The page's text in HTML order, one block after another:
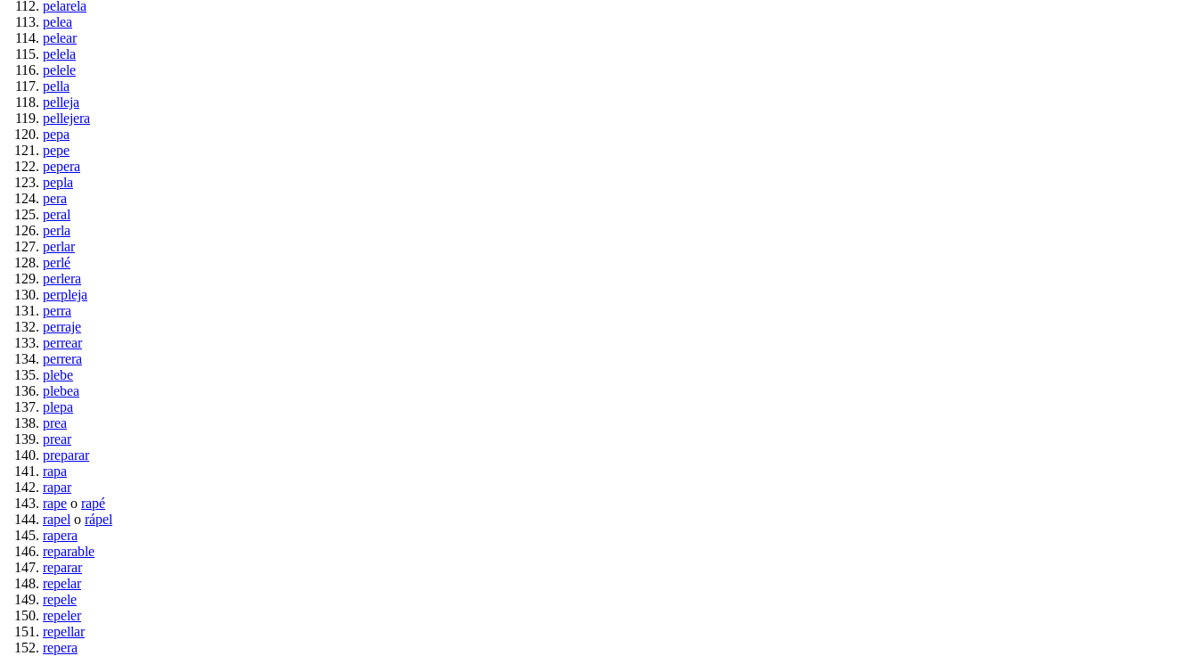
pelarela
pelea
pelear
pelela
pelele
pella
pelleja
pellejera
pepa
pepe
pepera
pepla
pera
peral
perla
perlar
perlé
perlera
perpleja
perra
perraje
perrear
perrera
plebe
plebea
plepa
prea
prear
preparar
rapa
rapar
rape o rapé
rapel o rápel
rapera
reparable
reparar
repelar
repele
repeler
repellar
repera